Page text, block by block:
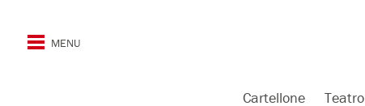
Cartellone Teatro